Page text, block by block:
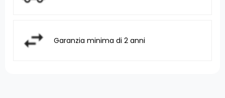
Garanzia minima di 2 anni